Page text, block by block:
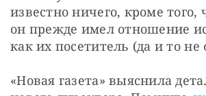
известно ничего, кроме того,
он прежде имел отношение
как их посетитель (да и то не
«Новая газета» выяснила